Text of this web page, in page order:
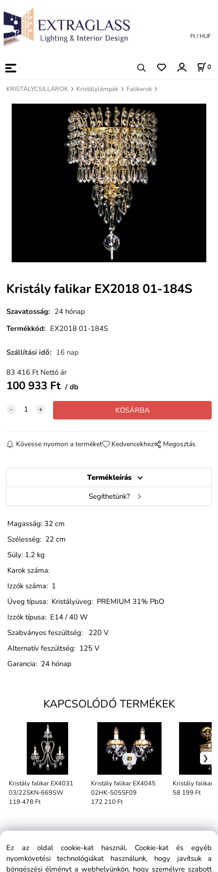
0
Ft / HUF
KRISTÁLYCSILLÁROK Kristálylámpák Falikarok
Kristály falikar EX2018 01-184S
Szavatosság: 24 hónap
Termékkód: EX2018 01-184S
Szállítási idő: 16 nap
83 416 Ft Nettó ár
100 933 Ft db
Kövesse nyomon a terméket Kedvencekhez Megosztás
Termékleírás
Segíthetünk?
Magasság: 32 cm
Szélesség: 22 cm
Súly: 1,2 kg
Karok száma:
Izzók száma: 1
Üveg típusa: Kristályüveg: PREMIUM 31% PbO
Izzók típusa: E14 / 40 W
Szabványos feszültség: 220 V
Alternatív feszültség: 125 V
Garancia: 24 hónap
KAPCSOLÓDÓ TERMÉKEK
Kristály falikar EX4031
03/22SKN-669SW
119 478 Ft
Kristály falikar EX4045
02HK-505SF09
172 210 Ft
Kristály falikar
58 199 Ft
telefon:+36 30 186 5768
Ez az oldal cookie-kat használ. Cookie-kat és egyéb
nyomkövetési technológiákat használunk, hogy javítsuk a
böngészési élményt a webhelyünkön, hogy személyre szabott